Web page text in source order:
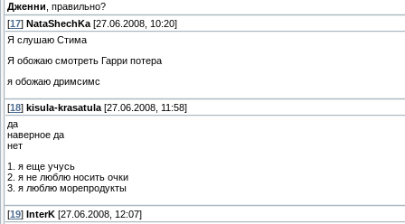
Дженни , правильно?
[17] NataShechKa [27.06.2008, 10:20]
Я слушаю Стима
Я обожаю смотреть Гарри потера
я обожаю дримсимс
[18] kisula-krasatula [27.06.2008, 11:58]
да
наверное да
нет
1. я еще учусь
2. я не люблю носить очки
3. я люблю морепродукты
[19] InterK [27.06.2008, 12:07]